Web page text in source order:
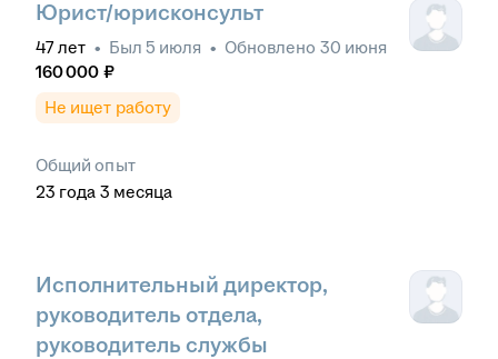
Юрист/юрисконсульт
47лет • Был 5 июля • Обновлено 30 июня
160 000 ₽
Не ищет работу
Общий опыт
23 года 3 месяца
Исполнительный директор,
руководитель отдела,
руководитель службы